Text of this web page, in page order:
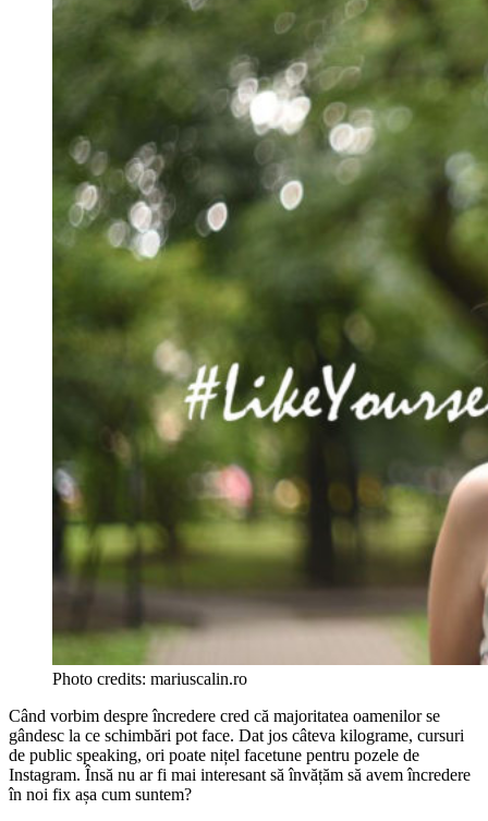
Photo credits: mariuscalin.ro
Când vorbim despre încredere cred că majoritatea oamenilor se
gândesc la ce schimbări pot face. Dat jos câteva kilograme, cursuri
de public speaking, ori poate nițel facetune pentru pozele de
Instagram. Însă nu ar fi mai interesant să învățăm să avem încredere
în noi fix așa cum suntem?